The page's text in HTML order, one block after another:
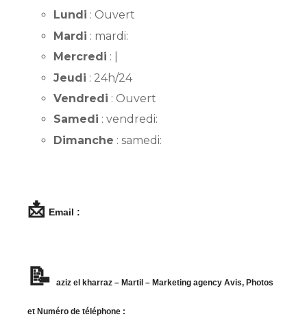
Lundi : Ouvert
Mardi : mardi:
Mercredi : |
Jeudi : 24h/24
Vendredi : Ouvert
Samedi : vendredi:
Dimanche : samedi:
📩 Email :
📝 aziz el kharraz – Martil – Marketing agency Avis, Photos
et Numéro de téléphone :